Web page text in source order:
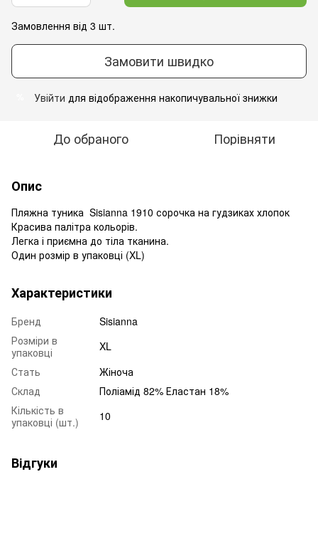
Замовлення від 3 шт.
Замовити швидко
Увійти для відображення накопичувальної знижки
До обраного Порівняти
Опис
Пляжна туника Sisianna 1910 сорочка на гудзиках хлопок
Красива палітра кольорів.
Легка і приємна до тіла тканина.
Один розмір в упаковці (XL)
Характеристики
Бренд
Sisianna
Розміри в
упаковці
XL
Стать
Жіноча
Склад
Поліамід 82% Еластан 18%
Кількість в
упаковці (шт.)
10
Відгуки